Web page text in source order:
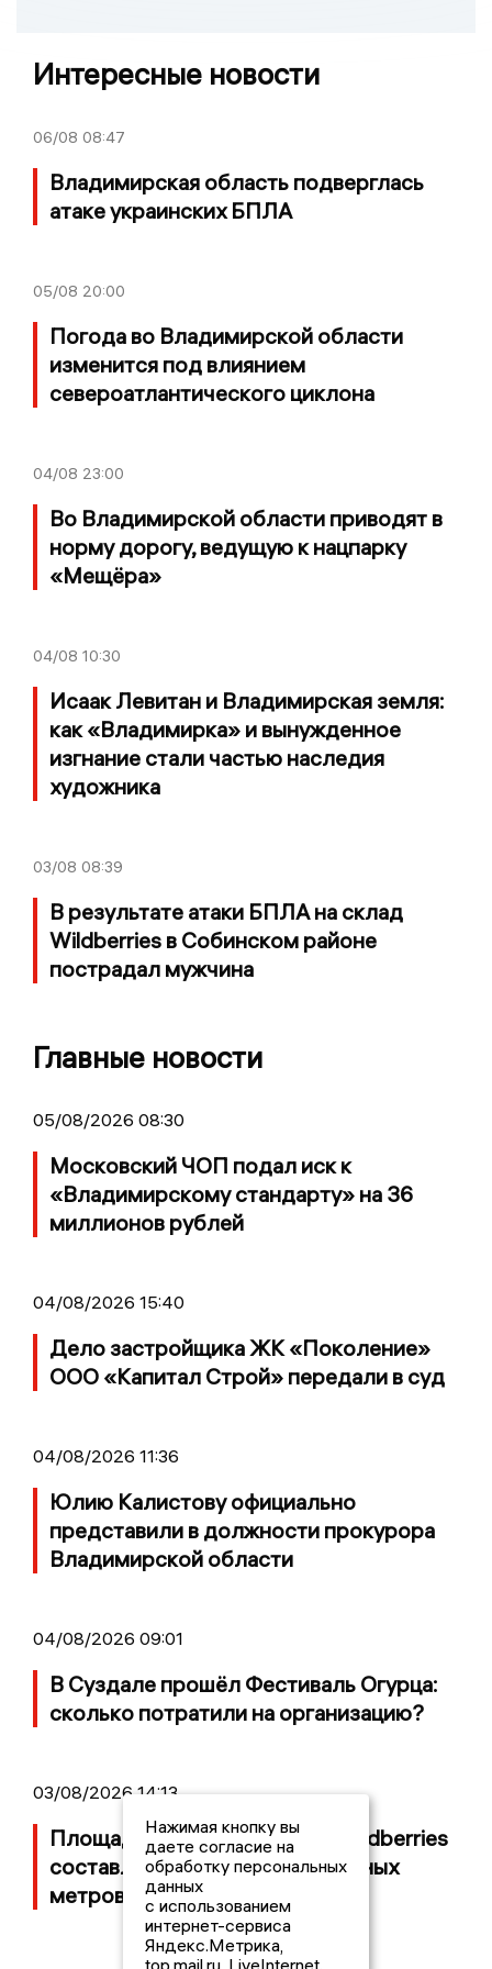
Интересные новости
06/08 08:47
Владимирская область подверглась
атаке украинских БПЛА
05/08 20:00
Погода во Владимирской области
изменится под влиянием
североатлантического циклона
04/08 23:00
Во Владимирской области приводят в
норму дорогу, ведущую к нацпарку
«Мещёра»
04/08 10:30
Исаак Левитан и Владимирская земля:
как «Владимирка» и вынужденное
изгнание стали частью наследия
художника
03/08 08:39
В результате атаки БПЛА на склад
Wildberries в Собинском районе
пострадал мужчина
Главные новости
05/08/2026 08:30
Московский ЧОП подал иск к
«Владимирскому стандарту» на 36
миллионов рублей
04/08/2026 15:40
Дело застройщика ЖК «Поколение»
ООО «Капитал Строй» передали в суд
04/08/2026 11:36
Юлию Калистову официально
представили в должности прокурора
Владимирской области
04/08/2026 09:01
В Суздале прошёл Фестиваль Огурца:
сколько потратили на организацию?
03/08/2026 14:13
Площадь пожара на складе Wildberries
составляет 100 тысяч квадратных
метров
Нажимая кнопку вы
даете согласие на
обработку персональных
данных
с использованием
интернет-сервиса
Яндекс.Метрика,
top.mail.ru, LiveInternet.